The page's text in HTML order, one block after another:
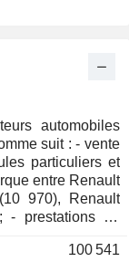
0,01%
automobiles
: - vente
particuliers et
entre Renault
970), Renault
associés
100 541